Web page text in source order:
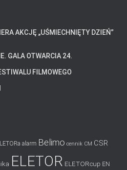
AKCJĘ „UŚMIECHNIĘTY DZIEŃ”
GALA OTWARCIA 24.
FILMOWEGO
alarm Belimo cennik CM CSR
ELETOR ELETORcup EN